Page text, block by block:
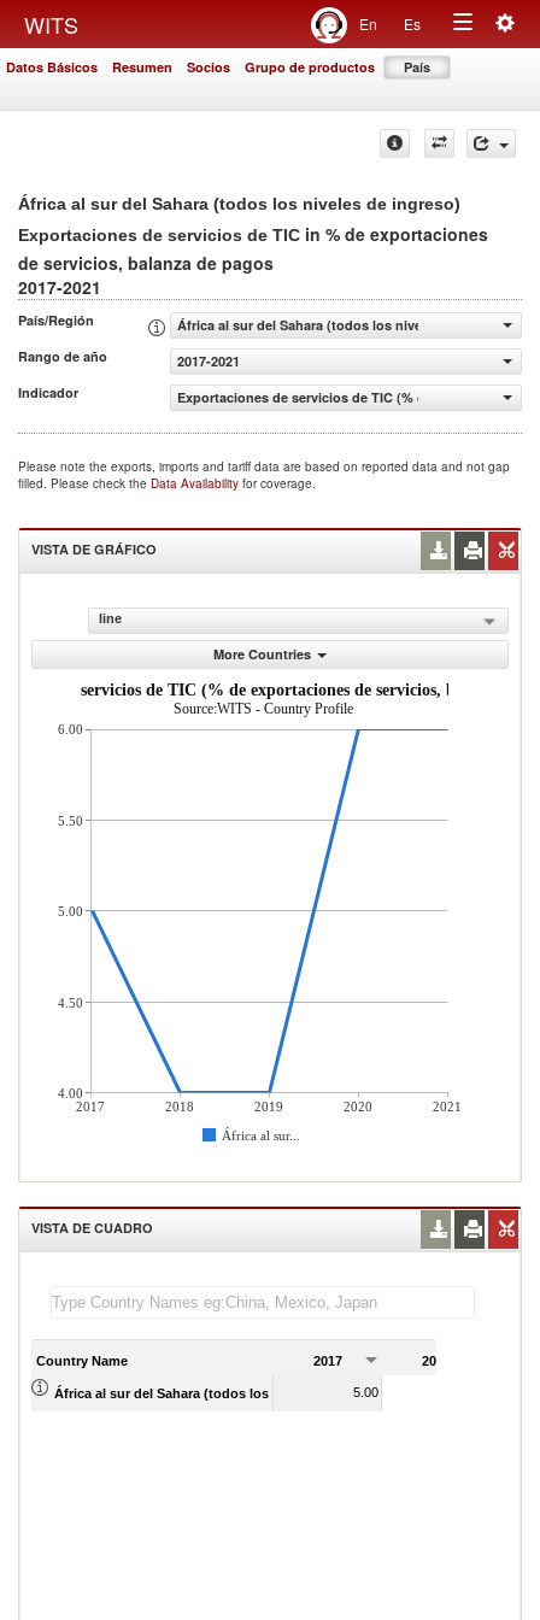
WITS En Es
Toggle
Datos Básicos Resumen Socios Grupo de productos País
África al sur del Sahara (todos los niveles de ingreso)
Exportaciones de servicios de TIC in % de exportaciones
de servicios, balanza de pagos
2017-2021
País/Región
África al sur del Sahara (todos los niveles de ingreso)
Rango de año
2017-2021
Indicador
Exportaciones de servicios de TIC (% de exportaciones
Please note the exports, imports and tariff data are based on reported data and not gap
filled. Please check the Data Availability for coverage.
VISTA DE GRÁFICO
line
More Countries
de servicios de TIC (% de exportaciones de servicios, balanza de
Source:WITS - Country Profile
2017 2018 2019 2020 2021
África al sur...
6.00
5.50
5.00
4.50
4.00
VISTA DE CUADRO
Country Name 2017 2018
África al sur del Sahara (todos los niveles de ingreso)
5.00